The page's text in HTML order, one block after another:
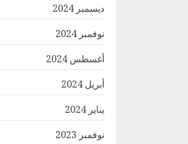
ديسمبر 2024
نوفمبر 2024
أغسطس 2024
أبريل 2024
يناير 2024
نوفمبر 2023